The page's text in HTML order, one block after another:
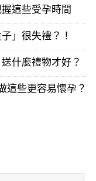
這些受孕時間
」很失禮？！
什麼禮物才好？
這些更容易懷孕？